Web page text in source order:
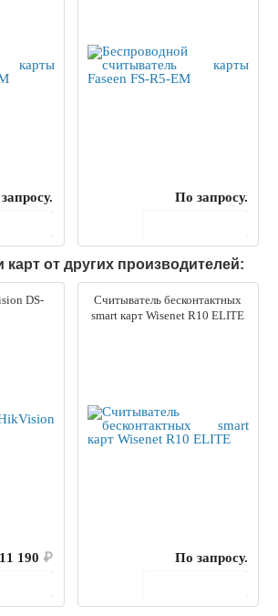
По запросу.
от других производителей:
DS-
11 190 ₽
Считыватель бесконтактных
smart карт Wisenet R10 ELITE
По запросу.